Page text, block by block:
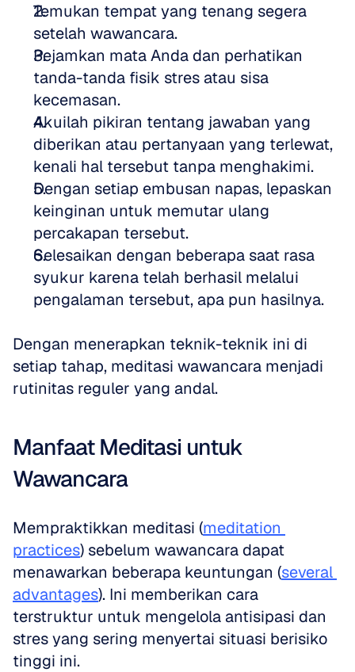
Temukan tempat yang tenang segera
setelah wawancara.
Pejamkan mata Anda dan perhatikan
tanda-tanda fisik stres atau sisa
kecemasan.
Akuilah pikiran tentang jawaban yang
diberikan atau pertanyaan yang terlewat,
kenali hal tersebut tanpa menghakimi.
Dengan setiap embusan napas, lepaskan
keinginan untuk memutar ulang
percakapan tersebut.
Selesaikan dengan beberapa saat rasa
syukur karena telah berhasil melalui
pengalaman tersebut, apa pun hasilnya.
Dengan menerapkan teknik-teknik ini di
setiap tahap, meditasi wawancara menjadi
rutinitas reguler yang andal.
Manfaat Meditasi untuk
Wawancara
Mempraktikkan meditasi (meditation
practices) sebelum wawancara dapat
menawarkan beberapa keuntungan (several
advantages). Ini memberikan cara
terstruktur untuk mengelola antisipasi dan
stres yang sering menyertai situasi berisiko
tinggi ini.